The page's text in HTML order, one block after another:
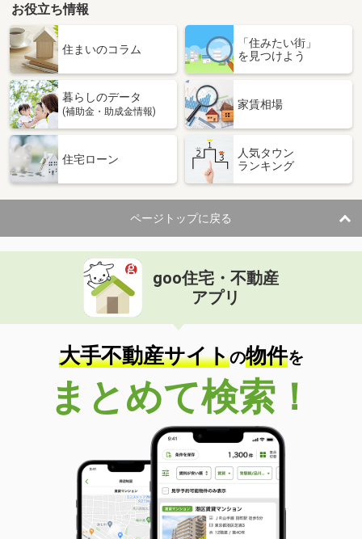
お役立ち情報
住まいのコラム
「住みたい街」
を見つけよう
暮らしのデータ
(補助金・助成金情報)
家賃相場
住宅ローン
人気タウン
ランキング
ページトップに戻る
goo住宅・不動産
アプリ
大手不動産サイトの物件を
まとめて検索！